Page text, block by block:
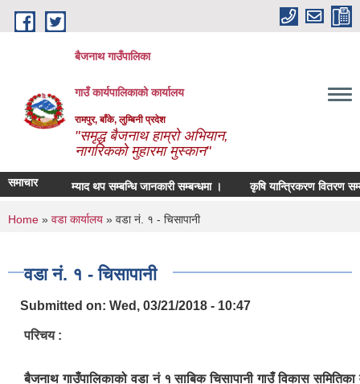
Skip to main content
बैजनाथ गाउँपालिका
गाउँ कार्यपालिकाको कार्यालय
रामपुर, बाँके, लुम्बिनी प्रदेश
"समृद्ध बैजनाथ हाम्रो अभियान,
नागरिकको मुहारमा मुस्कान"
समाचार म्याद थप सम्बन्धि जानकारी सम्बन्धमा । कृषि यान्त्रिकरण वितरण
You are here
Home » वडा कार्यालय » वडा नं. १ - चिसापानी
वडा नं. १ - चिसापानी
Submitted on: Wed, 03/21/2018 - 10:47
परिचय :
बैजनाथ गाउँपालिकाको वडा नं १ साबिक चिसापानी गाउँ विकास